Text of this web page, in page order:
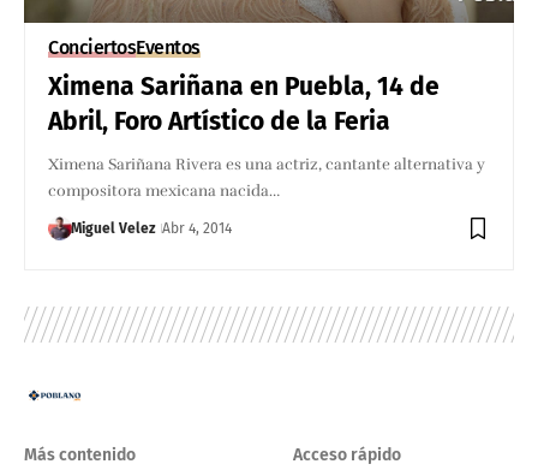
ConciertosEventos
Ximena Sariñana en Puebla, 14 de
Abril, Foro Artístico de la Feria
Ximena Sariñana Rivera es una actriz, cantante alternativa y
compositora mexicana nacida…
Miguel Velez Abr 4, 2014
Más contenido Acceso rápido